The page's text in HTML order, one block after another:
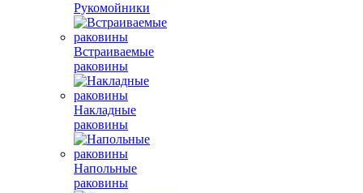
Рукомойники
Встраиваемые
раковины
Накладные
раковины
Напольные
раковины